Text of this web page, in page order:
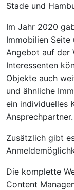
Stade und
Im Jahr 2020
Immobilien Seite
Angebot auf der
Interessenten
Objekte auch
und ähnliche
ein individuelles
Ansprechpartner.
Zusätzlich gibt
Die komplette
Content